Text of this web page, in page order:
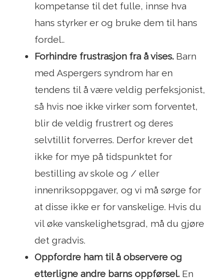
kompetanse til det fulle, innse hva
hans styrker er og bruke dem til hans
fordel..
Forhindre frustrasjon fra å vises. Barn
med Aspergers syndrom har en
tendens til å være veldig perfeksjonist,
så hvis noe ikke virker som forventet,
blir de veldig frustrert og deres
selvtillit forverres. Derfor krever det
ikke for mye på tidspunktet for
bestilling av skole og / eller
innenriksoppgaver, og vi må sørge for
at disse ikke er for vanskelige. Hvis du
vil øke vanskelighetsgrad, må du gjøre
det gradvis.
Oppfordre ham til å observere og
etterligne andre barns oppførsel. En